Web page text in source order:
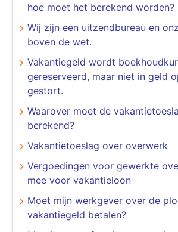
hoe moet het berekend worden?
Wij zijn een uitzendbureau en
boven de wet.
Vakantiegeld wordt
gereserveerd, maar niet in geld
gestort.
Waarover moet de
berekend?
Vakantietoeslag over overwerk
Vergoedingen voor gewerkte
mee voor vakantieloon
Moet mijn werkgever over de
vakantiegeld betalen?